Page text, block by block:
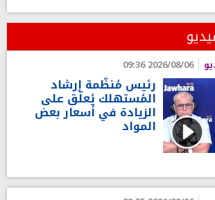
2026/08/06 09:36
رئيس مُنظّمة إرشاد
المُستهلك يُعلّق على
الزيادة في أسعار بعض
المواد